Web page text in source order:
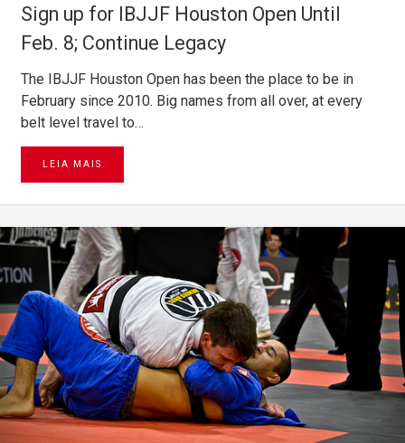
Sign up for IBJJF Houston Open Until
Feb. 8; Continue Legacy
The IBJJF Houston Open has been the place to be in
February since 2010. Big names from all over, at every
belt level travel to…
LEIA MAIS